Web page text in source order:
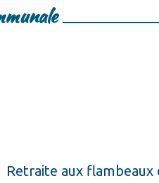
Retraite aux flambeaux